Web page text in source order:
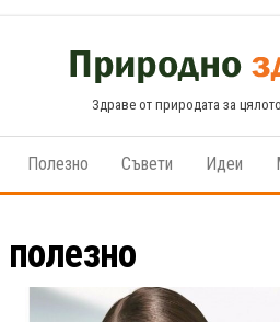
Здраве от природата за
Полезно Съвети Идеи
полезно